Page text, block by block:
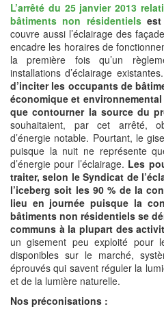
L’arrêté du 25 janvier 2013
bâtiments non résidentiels
couvre aussi l’éclairage des
encadre les horaires de
la première fois qu’un
installations d’éclairage
d’inciter les occupants de
économique et
que contourner la source du
souhaitaient, par cet arrêté,
d’énergie notable. Pourtant, le
puisque la nuit ne représente
d’énergie pour l’éclairage. Les
traiter, selon le Syndicat de
l’iceberg soit les 90 % de la
lieu en journée puisque la
bâtiments non résidentiels se
communs à la plupart des
un gisement peu exploité pour
disponibles sur le marché,
éprouvés qui savent réguler la
et de la lumière naturelle.
Nos préconisations :